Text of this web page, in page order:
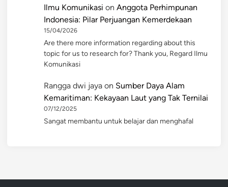
Ilmu Komunikasi on Anggota Perhimpunan
Indonesia: Pilar Perjuangan Kemerdekaan
15/04/2026
Are there more information regarding about this
topic for us to research for? Thank you, Regard Ilmu
Komunikasi
Rangga dwi jaya on Sumber Daya Alam
Kemaritiman: Kekayaan Laut yang Tak Ternilai
07/12/2025
Sangat membantu untuk belajar dan menghafal